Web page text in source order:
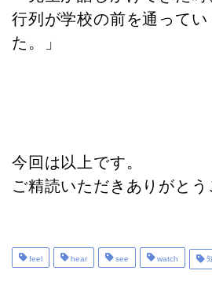
行列が学校の前を通って
た。」
今回は以上です。
ご精読いただきありがとう
feel hear see watch